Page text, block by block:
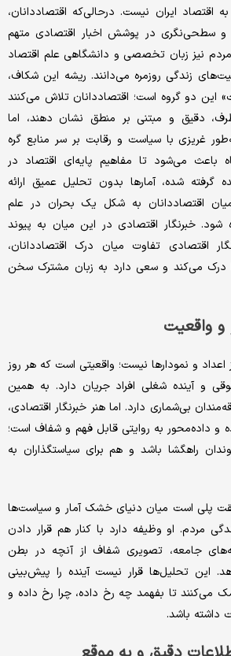
اقتصاد ایران نیست. درحالی‌که اقتصاددانان،
و سطحی‌نگری در پوشش اخبار اقتصادی متهم
مردم نیز زبان تخصصی و دانشگاهی علم اقتصاد
زندگی روزمره می‌دانند. ریشه این شکاف،
این دو گروه است؛ اقتصاددانان تلاش می‌کنند
دقیق و مبتنی بر منطق نشان دهند، اما
غریزی با سیاست و رقابت بر سر منابع گره
باعث می‌شود تا مفاهیم پایه‌ای اقتصاد در
گرفته شده، آمارها بدون تحلیل عمیق ارائه
اقتصاددانان به شکل یک بحران در علم
خبرنگار اقتصادی در این میان به پیوند
اقتصادی تفاوت میان درک اقتصاددانان،
را درک می‌کند و سعی دارد به زبان مشترک سخن
و واقعیت
اعداد و نمودارها نیست؛ واقعیتی است که هر روز
و آینده شغلی افراد جریان دارد. به همین
بی‌شماری دارد. اما هنر خبرنگار اقتصادی،
و داده‌محور به روایتی قابل فهم و شفاف است؛
راهگشا باشد و هم برای سیاستگذاران به
پلی است میان دنیای خشک آمار و سیاست‌ها
مردم. او وظیفه دارد با کنار هم قرار دادن
جامعه، تصویری شفاف از آنچه در بطن
این تحلیل‌ها قرار نیست آینده را پیش‌بینی
می‌کنند تا بفهمد چه رخ داده، چرا رخ داده و
داشته باشد.